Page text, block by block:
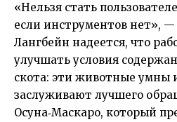
«Нельзя стать
если инструментов нет», —
Лангбейн надеется, что
улучшать условия
скота: эти животные умны
заслуживают лучшего
Осуна‑Маскаро, который